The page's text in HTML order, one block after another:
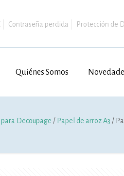
Contraseña perdida Protección de
Quiénes Somos
para Decoupage / Papel de arroz A3 /